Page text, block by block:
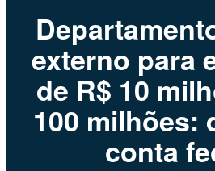
externo para
de R$ 10
100 milhões:
conta